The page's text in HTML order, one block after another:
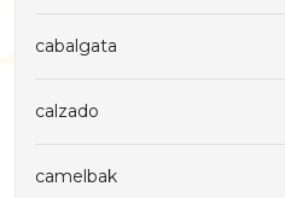
cabalgata
calzado
camelbak